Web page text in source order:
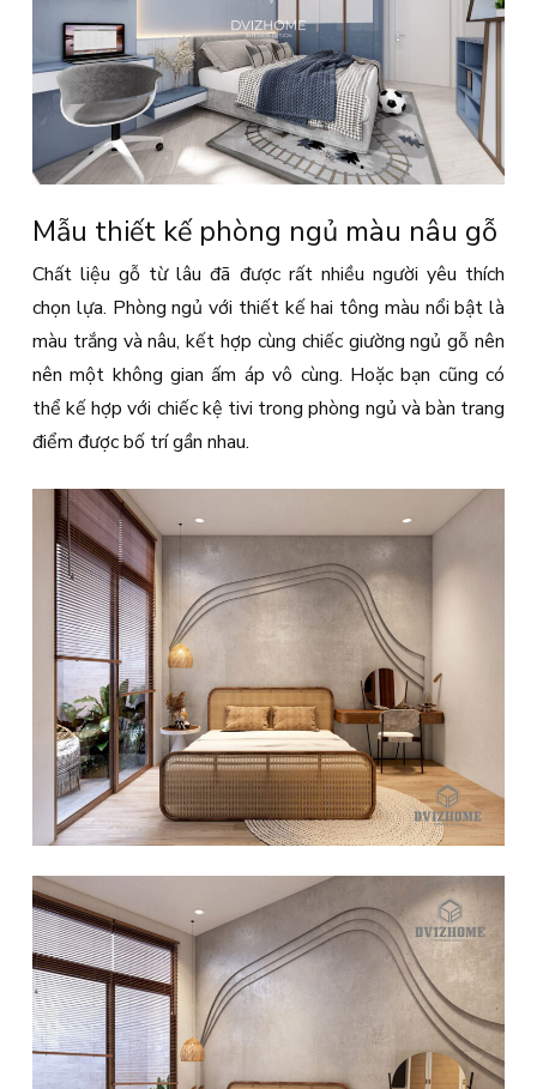
Mẫu thiết kế phòng ngủ màu nâu gỗ
Chất liệu gỗ từ lâu đã được rất nhiều người yêu thích
chọn lựa. Phòng ngủ với thiết kế hai tông màu nổi bật là
màu trắng và nâu, kết hợp cùng chiếc giường ngủ gỗ nên
nên một không gian ấm áp vô cùng. Hoặc bạn cũng có
thể kế hợp với chiếc kệ tivi trong phòng ngủ và bàn trang
điểm được bố trí gần nhau.